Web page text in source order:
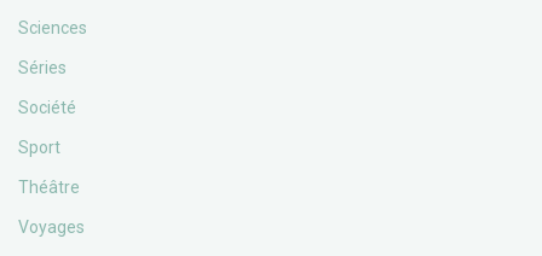
Sciences
Séries
Société
Sport
Théâtre
Voyages